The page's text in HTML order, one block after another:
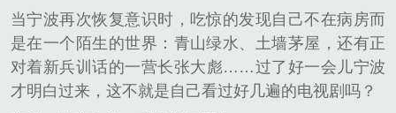
当宁波再次恢复意识时，吃惊的发现自己不在病房而
是在一个陌生的世界：青山绿水、土墙茅屋，还有正
对着新兵训话的一营长张大彪……过了好一会儿宁波
才明白过来，这不就是自己看过好几遍的电视剧吗？